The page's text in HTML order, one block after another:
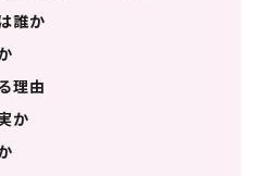
誰か
理由
か